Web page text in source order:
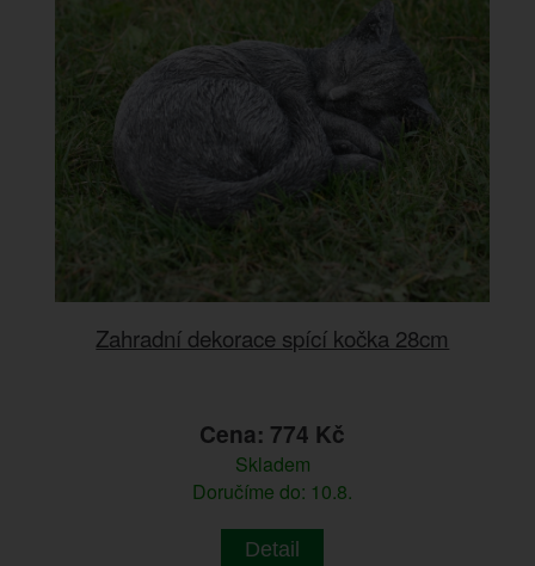
Zahradní dekorace spící kočka 28cm
Cena: 774 Kč
Skladem
Doručíme do: 10.8.
Detail